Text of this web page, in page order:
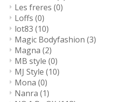
Les freres (0)
Loffs (0)
lot83 (10)
Magic Bodyfashion (3)
Magna (2)
MB style (0)
MJ Style (10)
Mona (0)
Nanra (1)